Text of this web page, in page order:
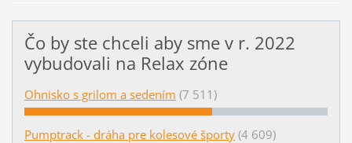
Čo by ste chceli aby sme v r. 2022
vybudovali na Relax zóne
Ohnisko s grilom a sedením (7 511)
Pumptrack - dráha pre kolesové športy (4 609)